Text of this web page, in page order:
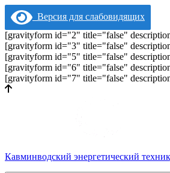
Версия для слабовидящих
[gravityform id="2" title="false"
[gravityform id="3" title="false"
[gravityform id="5" title="false"
[gravityform id="6" title="false"
[gravityform id="7" title="false"
Кавминводский энергетический